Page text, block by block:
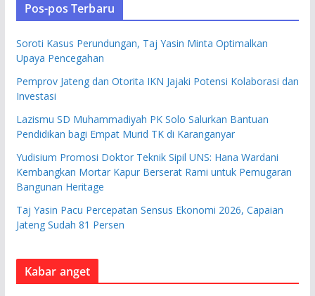
Pos-pos Terbaru
Soroti Kasus Perundungan, Taj Yasin Minta Optimalkan
Upaya Pencegahan
Pemprov Jateng dan Otorita IKN Jajaki Potensi Kolaborasi dan
Investasi
Lazismu SD Muhammadiyah PK Solo Salurkan Bantuan
Pendidikan bagi Empat Murid TK di Karanganyar
Yudisium Promosi Doktor Teknik Sipil UNS: Hana Wardani
Kembangkan Mortar Kapur Berserat Rami untuk Pemugaran
Bangunan Heritage
Taj Yasin Pacu Percepatan Sensus Ekonomi 2026, Capaian
Jateng Sudah 81 Persen
Kabar anget